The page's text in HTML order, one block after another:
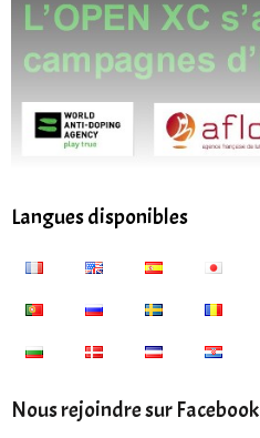
Langues disponibles
Nous rejoindre sur Facebook